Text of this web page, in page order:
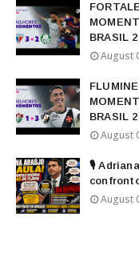
BRASIL
August
BRASIL
August
🎙️
August